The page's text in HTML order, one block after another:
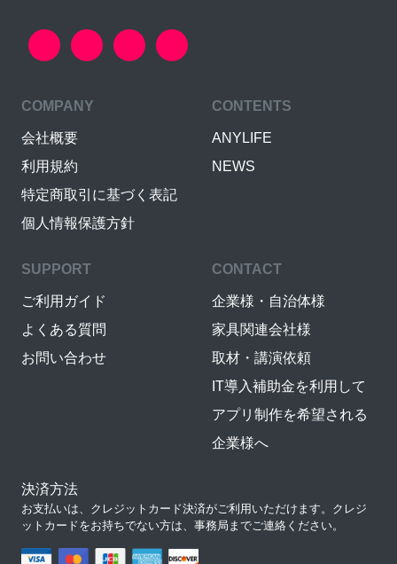
COMPANY
会社概要
利用規約
特定商取引に基づく表記
個人情報保護方針
CONTENTS
ANYLIFE
NEWS
SUPPORT
ご利用ガイド
よくある質問
お問い合わせ
CONTACT
企業様・自治体様
家具関連会社様
取材・講演依頼
IT導入補助金を利用して
アプリ制作を希望される
企業様へ
決済方法
お支払いは、クレジットカード決済がご利用いただけます。クレジ
ットカードをお持ちでない方は、事務局までご連絡ください。